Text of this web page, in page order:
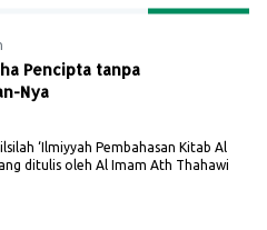
Pencipta tanpa
Nya
‘Ilmiyyah Pembahasan Kitab Al
ditulis oleh Al Imam Ath Thahawi